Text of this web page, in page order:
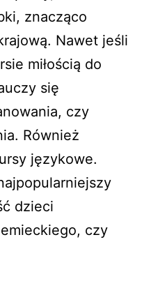
znacząco
Nawet jeśli
miłością do
się
czy
Również
językowe.
dzieci
czy